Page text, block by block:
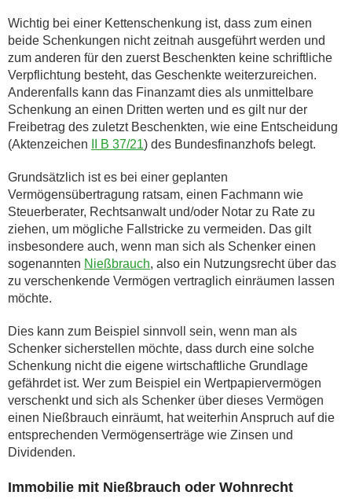
Wichtig bei einer Kettenschenkung ist, dass zum einen
beide Schenkungen nicht zeitnah ausgeführt werden und
zum anderen für den zuerst Beschenkten keine schriftliche
Verpflichtung besteht, das Geschenkte weiterzureichen.
Anderenfalls kann das Finanzamt dies als unmittelbare
Schenkung an einen Dritten werten und es gilt nur der
Freibetrag des zuletzt Beschenkten, wie eine Entscheidung
(Aktenzeichen
II B 37/21) des Bundesfinanzhofs belegt.
Grundsätzlich ist es bei einer geplanten
Vermögensübertragung ratsam, einen Fachmann wie
Steuerberater, Rechtsanwalt und/oder Notar zu Rate zu
ziehen, um mögliche Fallstricke zu vermeiden. Das gilt
insbesondere auch, wenn man sich als Schenker einen
sogenannten Nießbrauch, also ein Nutzungsrecht über das
zu verschenkende Vermögen vertraglich einräumen lassen
möchte.
Dies kann zum Beispiel sinnvoll sein, wenn man als
Schenker sicherstellen möchte, dass durch eine solche
Schenkung nicht die eigene wirtschaftliche Grundlage
gefährdet ist. Wer zum Beispiel ein Wertpapiervermögen
verschenkt und sich als Schenker über dieses Vermögen
einen Nießbrauch einräumt, hat weiterhin Anspruch auf die
entsprechenden Vermögenserträge wie Zinsen und
Dividenden.
Immobilie mit Nießbrauch oder Wohnrecht